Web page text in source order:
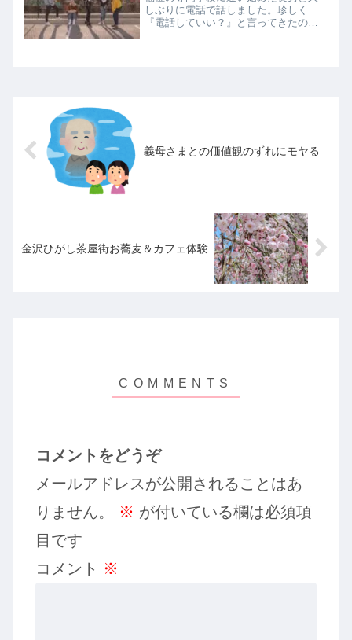
しぶりに電話で話しました。珍しく
『電話していい？』と言ってきたので
義母さまとの価値観のずれにモヤる
金沢ひがし茶屋街お蕎麦＆カフェ体験
コメントをどうぞ
メールアドレスが公開されることはあ
りません。
※ が付いている欄は必須項
目です
コメント ※